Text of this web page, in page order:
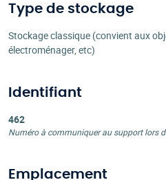
Type de stockage
Stockage classique (convient aux
électroménager, etc)
Identifiant
462
Numéro à communiquer au support lors
Emplacement